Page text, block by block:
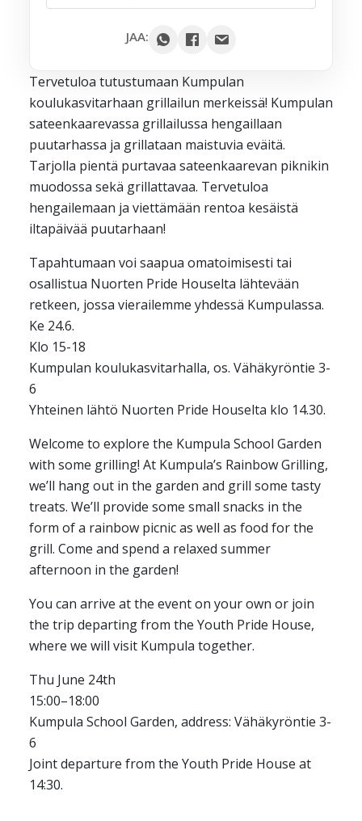
Tervetuloa tutustumaan Kumpulan
koulukasvitarhaan grillailun merkeissä! Kumpulan
sateenkaarevassa grillailussa hengaillaan
puutarhassa ja grillataan maistuvia eväitä.
Tarjolla pientä purtavaa sateenkaarevan piknikin
muodossa sekä grillattavaa. Tervetuloa
hengailemaan ja viettämään rentoa kesäistä
iltapäivää puutarhaan!
Tapahtumaan voi saapua omatoimisesti tai
osallistua Nuorten Pride Houselta lähtevään
retkeen, jossa vierailemme yhdessä Kumpulassa.
Ke 24.6.
Klo 15-18
Kumpulan koulukasvitarhalla, os. Vähäkyröntie 3-
6
Yhteinen lähtö Nuorten Pride Houselta klo 14.30.
Welcome to explore the Kumpula School Garden
with some grilling! At Kumpula’s Rainbow Grilling,
we’ll hang out in the garden and grill some tasty
treats. We’ll provide some small snacks in the
form of a rainbow picnic as well as food for the
grill. Come and spend a relaxed summer
afternoon in the garden!
You can arrive at the event on your own or join
the trip departing from the Youth Pride House,
where we will visit Kumpula together.
Thu June 24th
15:00–18:00
Kumpula School Garden, address: Vähäkyröntie 3-
6
Joint departure from the Youth Pride House at
14:30.
Yahoo
iCal / .ics
JAA: